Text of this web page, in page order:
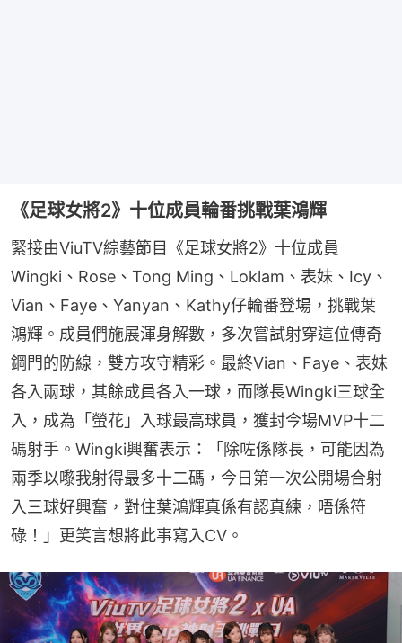
《足球女將2》十位成員輪番挑戰葉鴻輝
緊接由ViuTV綜藝節目《足球女將2》十位成員
Wingki、Rose、Tong Ming、Loklam、表妹、Icy、
Vian、Faye、Yanyan、Kathy仔輪番登場，挑戰葉
鴻輝。成員們施展渾身解數，多次嘗試射穿這位傳奇
鋼門的防線，雙方攻守精彩。最終Vian、Faye、表妹
各入兩球，其餘成員各入一球，而隊長Wingki三球全
入，成為「螢花」入球最高球員，獲封今場MVP十二
碼射手。Wingki興奮表示：「除咗係隊長，可能因為
兩季以嚟我射得最多十二碼，今日第一次公開場合射
入三球好興奮，對住葉鴻輝真係有認真練，唔係符
碌！」更笑言想將此事寫入CV。